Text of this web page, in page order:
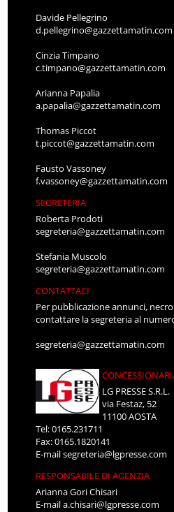
Davide Pellegrino
d.pellegrino@gazzettamatin.com
Cinzia Timpano
c.timpano@gazzettamatin.com
Arianna Papalia
a.papalia@gazzettamatin.com
Thomas Piccot
t.piccot@gazzettamatin.com
Fausto Vassoney
f.vassoney@gazzettamatin.com
SEGRETERIA
Roberta Prodoti
segreteria@gazzettamatin.com
Stefania Muscolo
segreteria@gazzettamatin.com
CONTATTACI
Per pubblicazione annunci,
contattare la segreteria al
segreteria@gazzettamatin.com
LG PRESSE S.R.L.
via Festaz, 52
11100 AOSTA
Tel: 0165.231711
Fax: 0165.1820141
E-mailsegreteria@lgpresse.com
RESPONSABILE DI AGENZIA
Arianna Gori Chisari
E-maila.chisari@lgpresse.com